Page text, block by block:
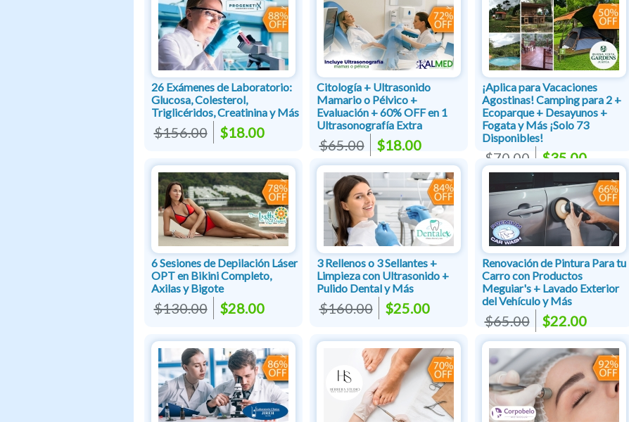
26 Exámenes de Laboratorio:
Glucosa, Colesterol,
Triglicéridos, Creatinina y Más
$156.00 $18.00
Citología + Ultrasonido
Mamario o Pélvico +
Evaluación + 60% OFF en 1
Ultrasonografía Extra
$65.00 $18.00
¡Aplica para Vacaciones
Agostinas! Camping para 2 +
Ecoparque + Desayunos +
Fogata y Más ¡Solo 73
Disponibles!
$70.00 $35.00
6 Sesiones de Depilación Láser
OPT en Bikini Completo,
Axilas y Bigote
$130.00 $28.00
3 Rellenos o 3 Sellantes +
Limpieza con Ultrasonido +
Pulido Dental y Más
$160.00 $25.00
Renovación de Pintura Para tu
Carro con Productos
Meguiar's + Lavado Exterior
del Vehículo y Más
$65.00 $22.00